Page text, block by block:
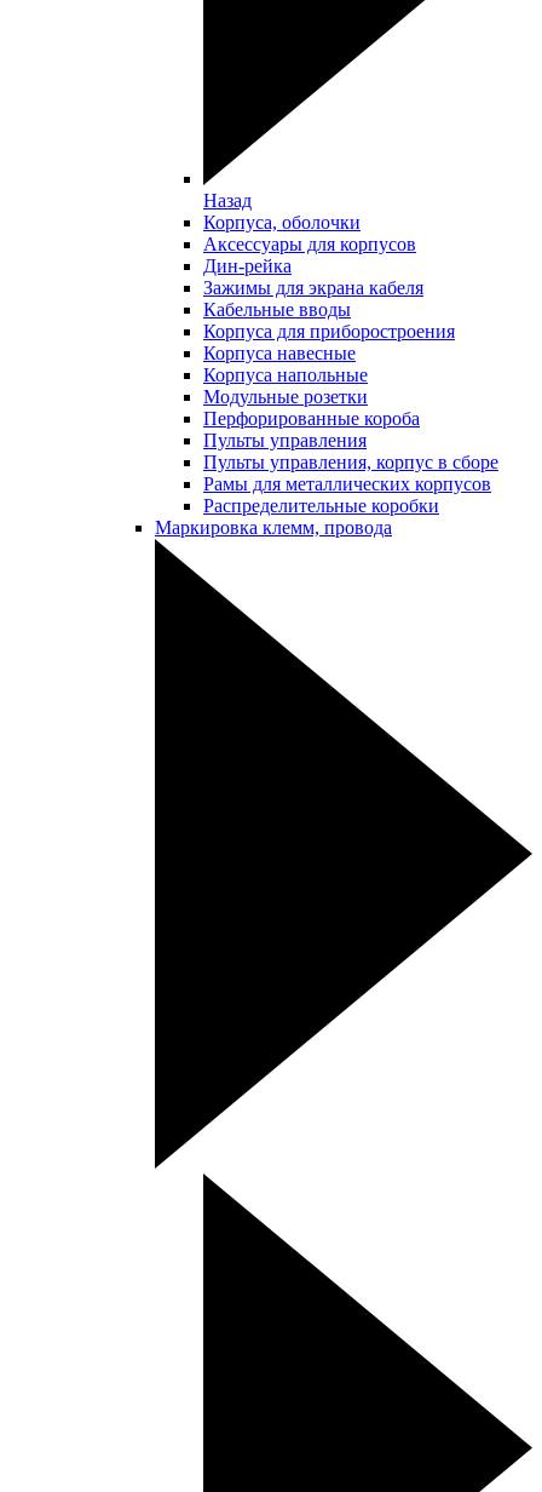
Назад
Корпуса, оболочки
Аксессуары для корпусов
Дин-рейка
Зажимы для экрана кабеля
Кабельные вводы
Корпуса для приборостроения
Корпуса навесные
Корпуса напольные
Модульные розетки
Перфорированные короба
Пульты управления
Пульты управления, корпус в сборе
Рамы для металлических корпусов
Распределительные коробки
Маркировка клемм, провода